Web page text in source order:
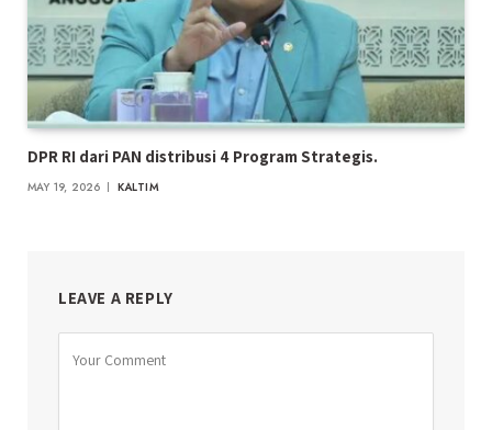
DPR RI dari PAN distribusi 4 Program Strategis.
MAY 19, 2026 KALTIM
LEAVE A REPLY